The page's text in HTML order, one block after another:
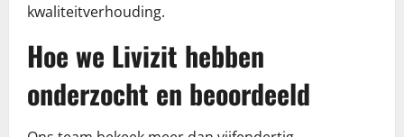
kwaliteitverhouding.
Hoe we Livizit hebben
onderzocht en beoordeeld